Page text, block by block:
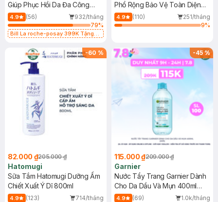
Giúp Phục Hồi Da Đa Công
Dụng 40ml
4.9 (56)
932/tháng
79%
Bill La roche-posay 399K Tặng
(SL có hạn)
Phổ Rộng Bảo Vệ Toàn Diện
40ml
4.9 (110)
251/tháng
9%
-60 %
82.000 ₫205.000 ₫
Hatomugi
Sữa Tắm Hatomugi Dưỡng Ẩm
Chiết Xuất Ý Dĩ 800ml
4.9 (123)
714/tháng
-45%
115.000 ₫209.000 ₫
Garnier
Nước Tẩy Trang Garnier Dành
Cho Da Dầu Và Mụn 400ml
(Mới)
4.9 (69)
1.0k/tháng